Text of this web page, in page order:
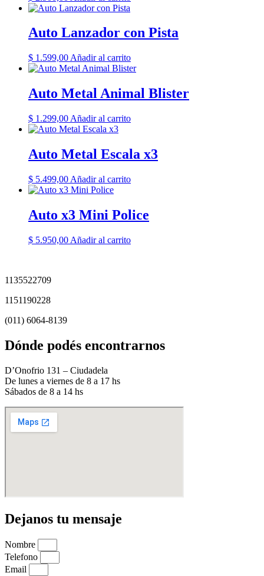
Auto Lanzador con Pista
$ 1.599,00 Añadir al carrito
Auto Metal Animal Blister
$ 1.299,00 Añadir al carrito
Auto Metal Escala x3
$ 5.499,00 Añadir al carrito
Auto x3 Mini Police
$ 5.950,00 Añadir al carrito
1135522709
1151190228
(011) 6064-8139
Dónde podés encontrarnos
D’Onofrio 131 – Ciudadela
De lunes a viernes de 8 a 17 hs
Sábados de 8 a 14 hs
Dejanos tu mensaje
Nombre
Telefono
Email